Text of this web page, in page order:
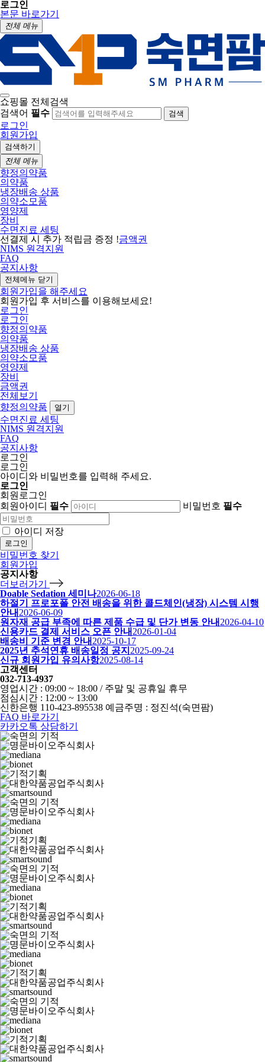
로그인
본문 바로가기
전체 메뉴
쇼핑몰 전체검색
검색어 필수 검색
로그인
회원가입
검색하기
전체 메뉴
향정의약품
의약품
냉장배송 상품
의약소모품
영양제
장비
수면진료 세팅
선결제 시 추가 적립금 증정 !금액권
NIMS 원격지원
FAQ
공지사항
전체메뉴 닫기
회원가입을 해주세요
회원가입 후 서비스를 이용해보세요!
로그인
로그인
향정의약품
의약품
냉장배송 상품
의약소모품
영양제
장비
금액권
전체보기
향정의약품
열기
수면진료 세팅
NIMS 원격지원
FAQ
공지사항
로그인
로그인
아이디와 비밀번호를 입력해 주세요.
로그인
회원로그인
회원아이디 필수 비밀번호 필수
아이디 저장
로그인
비밀번호 찾기
회원가입
공지사항
더보러가기
Doable Sedation 세미나2026-06-18
하절기 프로포폴 안전 배송을 위한 콜드체인(냉장) 시스템 시행
안내 2026-06-09
원자재 공급 부족에 따른 제품 수급 및 단가 변동 안내 2026-04-10
신용카드 결제 서비스 오픈 안내 2026-01-04
배송비 기준 변경 안내 2025-10-17
2025년 추석연휴 배송일정 공지 2025-09-24
신규 회원가입 유의사항2025-08-14
고객센터
032-713-4937
영업시간 : 09:00 ~ 18:00 / 주말 및 공휴일 휴무
점심시간 : 12:00 ~ 13:00
신한은행 110-423-895538 예금주명 : 정진석(숙면팜)
FAQ 바로가기
카카오톡 상담하기